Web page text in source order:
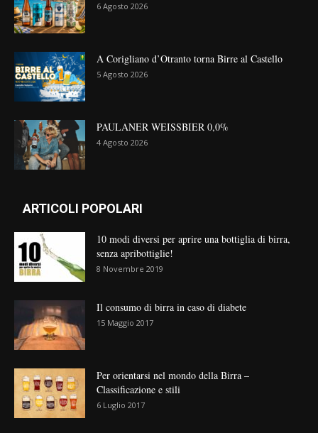
6 Agosto 2026
A Corigliano d’Otranto torna Birre al Castello
5 Agosto 2026
PAULANER WEISSBIER 0,0%
4 Agosto 2026
ARTICOLI POPOLARI
10 modi diversi per aprire una bottiglia di birra,
senza apribottiglie!
8 Novembre 2019
Il consumo di birra in caso di diabete
15 Maggio 2017
Per orientarsi nel mondo della Birra –
Classificazione e stili
6 Luglio 2017